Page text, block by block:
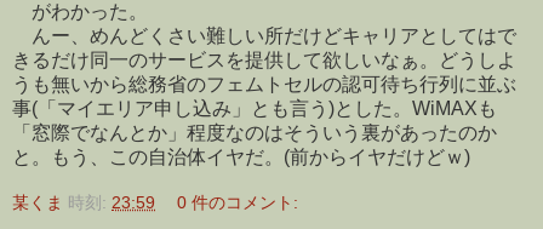
がわかった。
んー、めんどくさい難しい所だけどキャリアとしてはで
きるだけ同一のサービスを提供して欲しいなぁ。どうしよ
うも無いから総務省のフェムトセルの認可待ち行列に並ぶ
事(「マイエリア申し込み」とも言う)とした。WiMAXも
「窓際でなんとか」程度なのはそういう裏があったのか
と。もう、この自治体イヤだ。(前からイヤだけどｗ)
某くま 時刻: 23:59 0 件のコメント: